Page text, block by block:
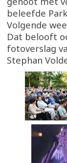
beleefde
Volgende
Dat belooft
fotoverslag
Stephan